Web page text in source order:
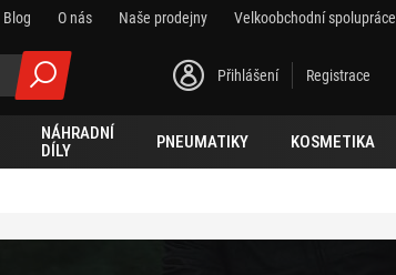
Blog O nás Naše prodejny Velkoobchodní spolupráce
Přihlášení Registrace
NÁHRADNÍ
DÍLY
PNEUMATIKY KOSMETIKA